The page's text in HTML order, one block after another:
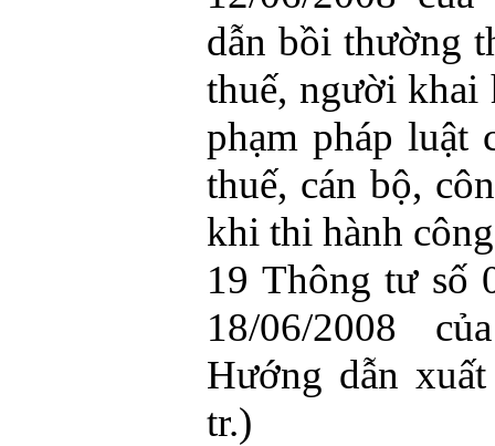
dẫn bồi thường
thuế, người khai
phạm pháp luật
thuế, cán bộ,
khi thi hành
19 Thông tư số
18/06/2008
Hướng dẫn
tr.)